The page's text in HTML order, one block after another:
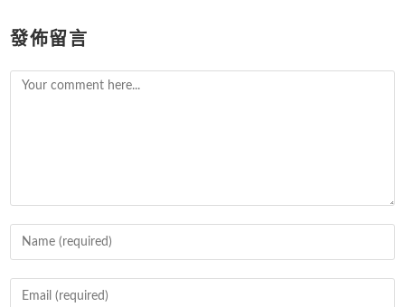
發佈留言
Comment
Enter
your
Enter